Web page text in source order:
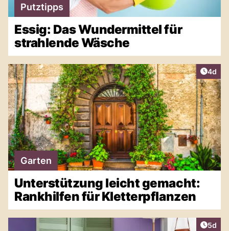
Putztipps
Essig: Das Wundermittel für
strahlende Wäsche
4d
Garten
Unterstützung leicht gemacht:
Rankhilfen für Kletterpflanzen
5d